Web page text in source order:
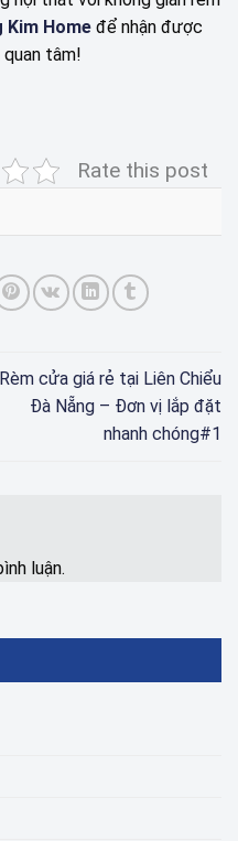
Kim Home để nhận được
quan tâm!
Rate this post
Rèm cửa giá rẻ tại Liên Chiểu
Đà Nẵng – Đơn vị lắp đặt
nhanh chóng#1
luận.